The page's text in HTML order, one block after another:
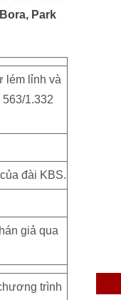
Park
lém lỉnh và
1.332
đài KBS.
giả qua
trình